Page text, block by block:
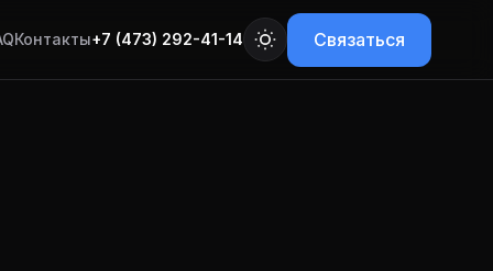
Контакты+7 (473) 292-41-14 Связаться